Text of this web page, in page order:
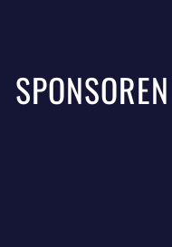
SPONSOREN